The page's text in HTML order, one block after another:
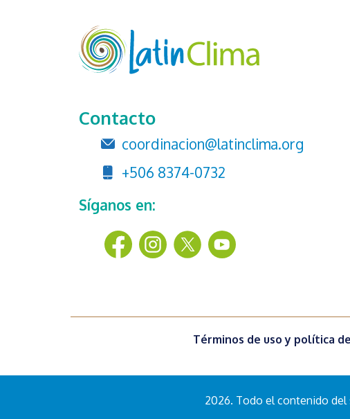
Contacto
coordinacion@latinclima.org
+506 8374-0732
Síganos en:
Términos de uso y política
2026. Todo el contenido